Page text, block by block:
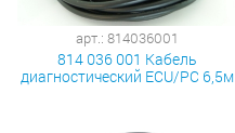
арт.: 814036001
814 036 001 Кабель
диагностический ECU/PC 6,5м